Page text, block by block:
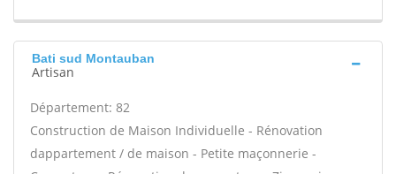
Bati sud Montauban
Artisan
Département: 82
Construction de Maison Individuelle - Rénovation
dappartement / de maison - Petite maçonnerie -